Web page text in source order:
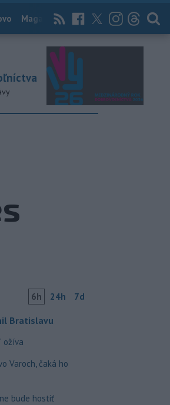
Magazín News Now Archív
6h 24h 7d
Bratislavu
ožíva
Varoch, čaká ho
bude hostiť